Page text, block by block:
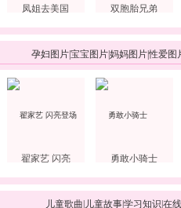
凤姐去美国 双胞胎兄弟
孕妇图片宝宝图片妈妈图片性爱图
翟家艺 闪亮 勇敢小骑士
儿童歌曲 儿童故事学习知识 在